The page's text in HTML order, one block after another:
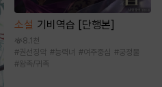
소설 기비역습 [단행본]
8.1천
#권선징악 #능력녀 #여주중심 #궁정물
#왕족/귀족